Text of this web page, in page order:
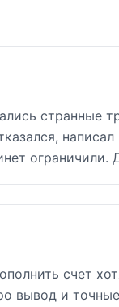
странные
ограничили.
счет
вывод и